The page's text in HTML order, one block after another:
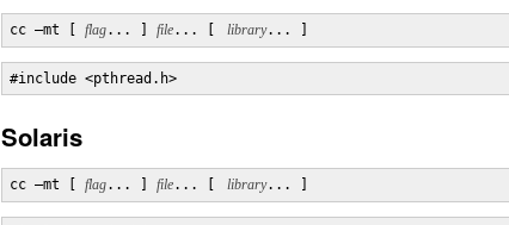
cc –mt [ flag... ] file... [ library... ]
#include <pthread.h>
Solaris
cc –mt [ flag... ] file... [ library... ]